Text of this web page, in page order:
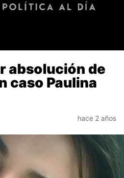
absolución de
caso Paulina
hace 2 años